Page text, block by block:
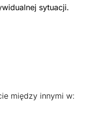
sytuacji.
między innymi w: